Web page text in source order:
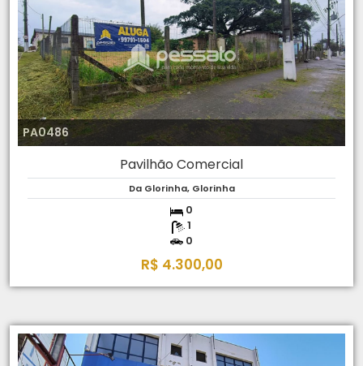
PA0486
Pavilhão Comercial
Da Glorinha, Glorinha
0
1
0
R$ 4.300,00